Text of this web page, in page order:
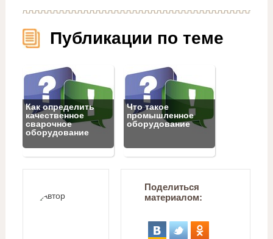
Публикации по теме
Как определить
качественное
сварочное
оборудование
Что такое
промышленное
оборудование
Поделиться
материалом: